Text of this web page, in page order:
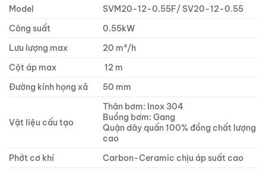
Model
SVM20-12-0.55F/ SV20-12-0.55
Công suất
0.55kW
Lưu lượng max
20 m³/h
Cột áp max
12 m
Đường kính họng xả
50 mm
Vật liệu cấu tạo
Thân bơm: Inox 304
Buồng bơm: Gang
Quận dây quấn 100% đồng chất lượng
cao
Phớt cơ khí
Carbon-Ceramic chịu áp suất cao